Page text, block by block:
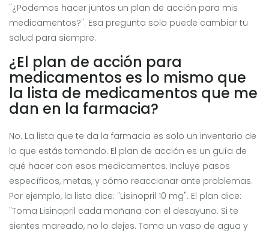
"¿Podemos hacer juntos un plan de acción para mis
medicamentos?". Esa pregunta sola puede cambiar tu
salud para siempre.
¿El plan de acción para
medicamentos es lo mismo que
la lista de medicamentos que me
dan en la farmacia?
No. La lista que te da la farmacia es solo un inventario de
lo que estás tomando. El plan de acción es un guía de
qué hacer con esos medicamentos. Incluye pasos
específicos, metas, y cómo reaccionar ante problemas.
Por ejemplo, la lista dice: "Lisinopril 10 mg". El plan dice:
"Toma Lisinopril cada mañana con el desayuno. Si te
sientes mareado, no lo dejes. Toma un vaso de agua y